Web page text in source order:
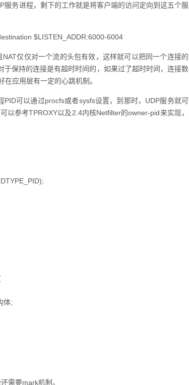
务进程，剩下的工作就是将客户端的访问定向到这五个服
$LISTEN_ADDR:6000-6004
仅仅对一个流的头包有效，这样就可以把同一个连接的
保持的连接是有超时时间的，如果过了超时时间，连接数
应用层有一定的心跳机制。
可以通过procfs或者sysfs设置，到那时，UDP服务就可
以参考TPROXY以及2.4内核Netfilter的owner-pid来实现，
;
需要mark机制。